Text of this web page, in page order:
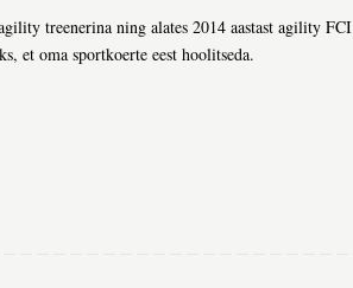
treenerina ning alates 2014 aastast agility FCI
et oma sportkoerte eest hoolitseda.